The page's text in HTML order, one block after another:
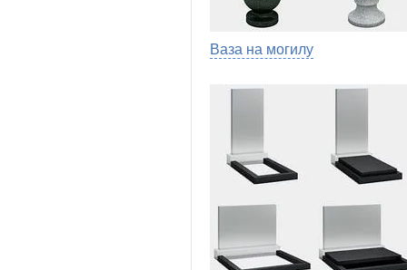
Ваза на могилу